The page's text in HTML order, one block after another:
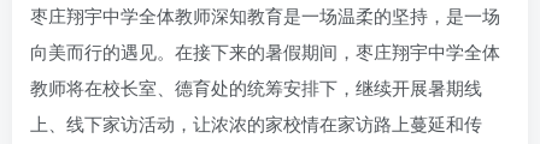
枣庄翔宇中学全体教师深知教育是一场温柔的坚持，是一场
向美而行的遇见。在接下来的暑假期间，枣庄翔宇中学全体
教师将在校长室、德育处的统筹安排下，继续开展暑期线
上、线下家访活动，让浓浓的家校情在家访路上蔓延和传